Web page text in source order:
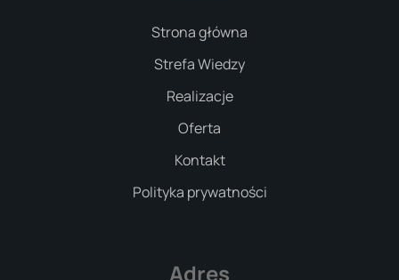
Strona główna
Strefa Wiedzy
Realizacje
Oferta
Kontakt
Polityka prywatności
Adres